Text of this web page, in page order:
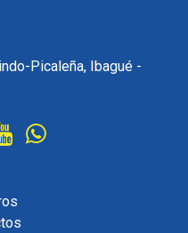
Picaleña, Ibagué -